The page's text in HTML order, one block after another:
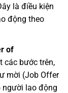
là điều kiện
động theo
of
các bước trên,
mời (Job Offer
người lao động